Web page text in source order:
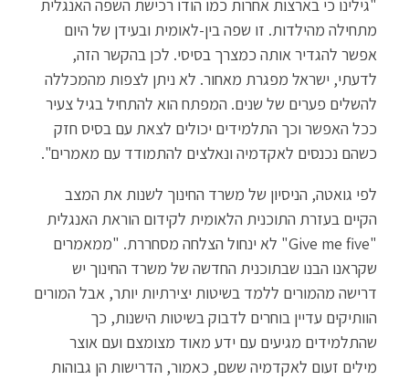
"גילינו כי בארצות אחרות כמו הודו רכישת השפה האנגלית
מתחילה מהילדות. זו שפה בין-לאומית ובעידן של היום
אפשר להגדיר אותה כמצרך בסיסי. לכן בהקשר הזה,
לדעתי, ישראל מפגרת מאחור. לא ניתן לצפות מהמכללה
להשלים פערים של שנים. המפתח הוא להתחיל בגיל צעיר
ככל האפשר וכך התלמידים יכולים לצאת עם בסיס חזק
כשהם נכנסים לאקדמיה ונאלצים להתמודד עם מאמרים".
לפי גואטה, הניסיון של משרד החינוך לשנות את המצב
הקיים בעזרת התוכנית הלאומית לקידום הוראת האנגלית
"Give me five" לא ינחול הצלחה מסחררת. "ממאמרים
שקראנו הבנו שבתוכנית החדשה של משרד החינוך יש
דרישה מהמורים ללמד בשיטות יצירתיות יותר, אבל המורים
הוותיקים עדיין בוחרים לדבוק בשיטות הישנות, כך
שהתלמידים מגיעים עם ידע מאוד מצומצם ועם אוצר
מילים זעום לאקדמיה ששם, כאמור, הדרישות הן גבוהות